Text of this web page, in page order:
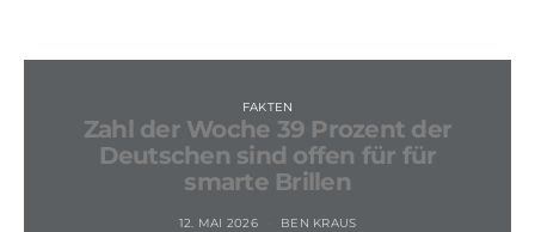
FAKTEN
Zahl der Woche 39 Prozent der
Deutschen sind offen für für
smarte Brillen
12. MAI 2026 BEN KRAUS